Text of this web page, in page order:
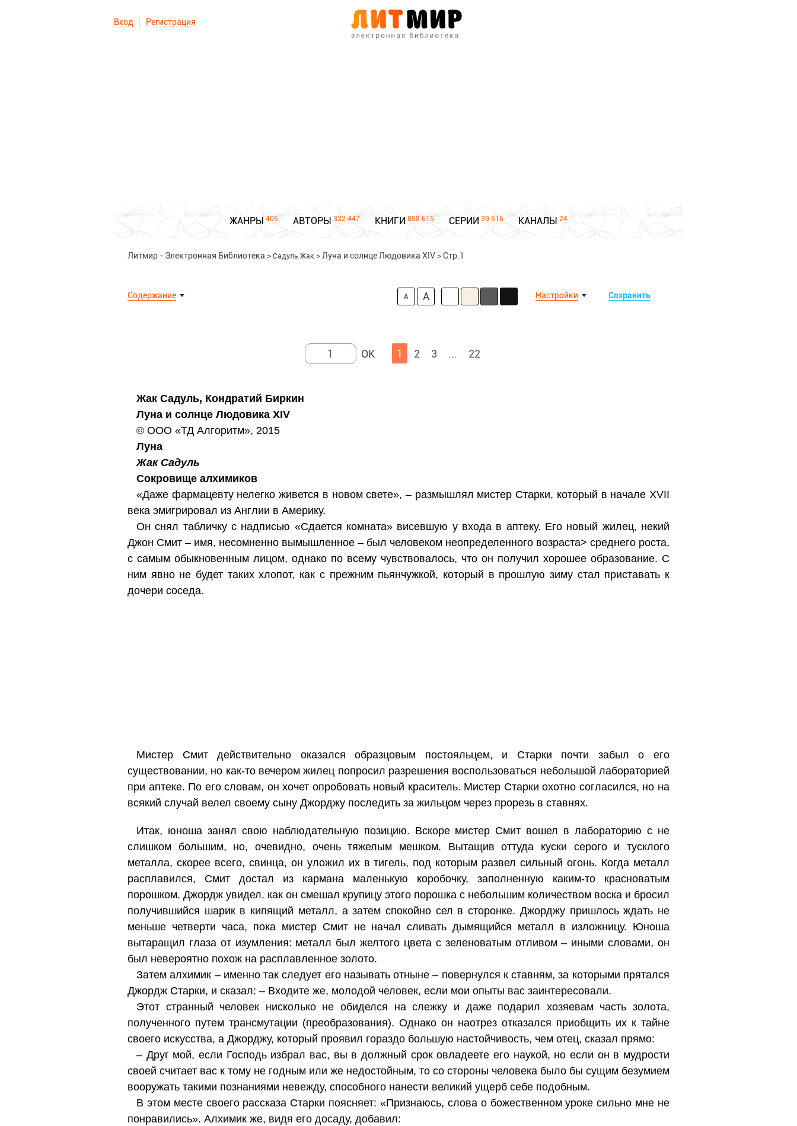
Вход Регистрация
ЖАНРЫ 406 АВТОРЫ 332 447 КНИГИ 858 615 СЕРИИ 39 516 КАНАЛЫ 24
Литмир - Электронная Библиотека > Садуль Жак > Луна и солнце Людовика XIV >Стр.1
Содержание Сохранить
Настройки
A A
1 2 3 ... 22
Жак Садуль, Кондратий Биркин
Луна и солнце Людовика XIV
© ООО «ТД Алгоритм», 2015
Луна
Жак Садуль
Сокровище алхимиков
«Даже фармацевту нелегко живется в новом свете», – размышлял мистер Старки, который в начале XVII
века эмигрировал из Англии в Америку.
Он снял табличку с надписью «Сдается комната» висевшую у входа в аптеку. Его новый жилец, некий
Джон Смит – имя, несомненно вымышленное – был человеком неопределенного возраста> среднего роста,
с самым обыкновенным лицом, однако по всему чувствовалось, что он получил хорошее образование. С
ним явно не будет таких хлопот, как с прежним пьянчужкой, который в прошлую зиму стал приставать к
дочери соседа.
Мистер Смит действительно оказался образцовым постояльцем, и Старки почти забыл о его
существовании, но как-то вечером жилец попросил разрешения воспользоваться небольшой лабораторией
при аптеке. По его словам, он хочет опробовать новый краситель. Мистер Старки охотно согласился, но на
всякий случай велел своему сыну Джорджу последить за жильцом через прорезь в ставнях.
Итак, юноша занял свою наблюдательную позицию. Вскоре мистер Смит вошел в лабораторию с не
слишком большим, но, очевидно, очень тяжелым мешком. Вытащив оттуда куски серого и тусклого
металла, скорее всего, свинца, он уложил их в тигель, под которым развел сильный огонь. Когда металл
расплавился, Смит достал из кармана маленькую коробочку, заполненную каким-то красноватым
порошком. Джордж увидел. как он смешал крупицу этого порошка с небольшим количеством воска и бросил
получившийся шарик в кипящий металл, а затем спокойно сел в сторонке. Джорджу пришлось ждать не
меньше четверти часа, пока мистер Смит не начал сливать дымящийся металл в изложницу. Юноша
вытаращил глаза от изумления: металл был желтого цвета с зеленоватым отливом – иными словами, он
был невероятно похож на расплавленное золото.
Затем алхимик – именно так следует его называть отныне – повернулся к ставням, за которыми прятался
Джордж Старки, и сказал: – Входите же, молодой человек, если мои опыты вас заинтересовали.
Этот странный человек нисколько не обиделся на слежку и даже подарил хозяевам часть золота,
полученного путем трансмутации (преобразования). Однако он наотрез отказался приобщить их к тайне
своего искусства, а Джорджу, который проявил гораздо большую настойчивость, чем отец, сказал прямо:
– Друг мой, если Господь избрал вас, вы в должный срок овладеете его наукой, но если он в мудрости
своей считает вас к тому не годным или же недостойным, то со стороны человека было бы сущим безумием
вооружать такими познаниями невежду, способного нанести великий ущерб себе подобным.
В этом месте своего рассказа Старки поясняет: «Признаюсь, слова о божественном уроке сильно мне не
понравились». Алхимик же, видя его досаду, добавил: